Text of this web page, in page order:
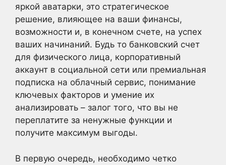
яркой аватарки, это стратегическое
решение, влияющее на ваши финансы,
возможности и, в конечном счете, на успех
ваших начинаний. Будь то банковский счет
для физического лица, корпоративный
аккаунт в социальной сети или премиальная
подписка на облачный сервис, понимание
ключевых факторов и умение их
анализировать – залог того, что вы не
переплатите за ненужные функции и
получите максимум выгоды.
В первую очередь, необходимо четко